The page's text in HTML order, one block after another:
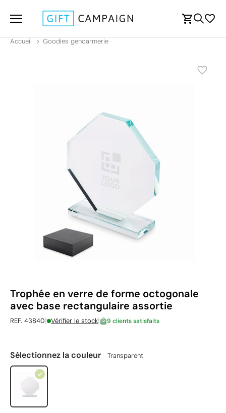
Accueil Goodies gendarmerie
Trophée en verre de forme octogonale
avec base rectangulaire assortie
REF. 43840| Vérifier le stock| 9 clients satisfaits
Sélectionnez la couleur Transparent